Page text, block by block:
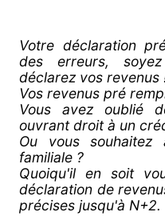
Votre déclaration
des erreurs,
déclarez vos revenus
Vos revenus pré
Vous avez oublié
ouvrant droit à un
Ou vous souhaitez
familiale ?
Quoiqu'il en soit
déclaration de
précises jusqu'à N+2.